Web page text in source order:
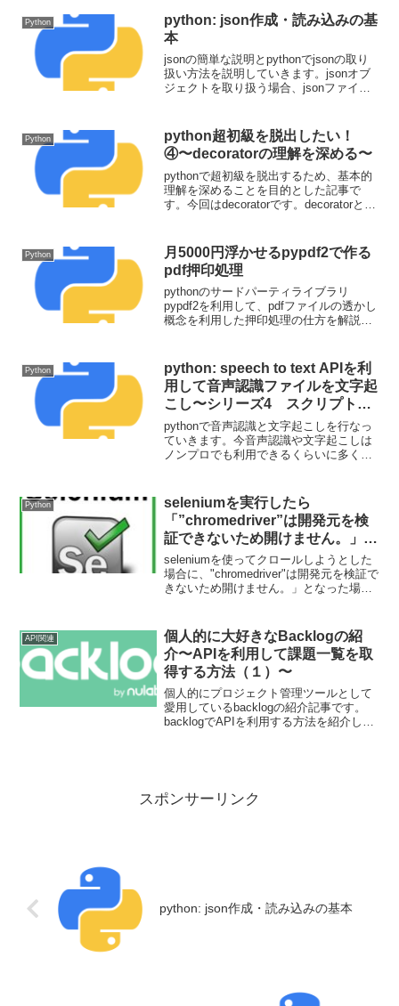
Python
python: json作成・読み込みの基
本
jsonの簡単な説明とpythonでjsonの取り
扱い方法を説明していきます。jsonオブ
ジェクトを取り扱う場合、jsonファイル
jsonで与えられることが多いので、json
モジュールに慣れていきます。
Python
python超初級を脱出したい！
④〜decoratorの理解を深める〜
pythonで超初級を脱出するため、基本的
理解を深めることを目的とした記事で
す。今回はdecoratorです。decoratorとは
Python
月5000円浮かせるpypdf2で作る
pdf押印処理
pythonのサードパーティライブラリ
pypdf2を利用して、pdfファイルの透かし
概念を利用した押印処理の仕方を解説し
実装できるケースとして紹介させていた
だきます。
Python
python: speech to text APIを利
用して音声認識ファイルを文字起
こし〜シリーズ4 スクリプト説
明(2)〜
pythonで音声認識と文字起こしを行なっ
ていきます。今音声認識や文字起こしは
ノンプロでも利用できるくらいに多くの
い。今回はpyaudioを利用した音声ファイ
ルの作成方法やwaveライブラリによる書
き込みなどを見ていきます。
Python
seleniumを実行したら
「”chromedriver”は開発元を検
証できないため開けません。」と
なった場合の対応策
seleniumを使ってクロールしようとした
場合に、"chromedriver"は開発元を検証で
きないため開けません。」となった場合
API関連
個人的に大好きなBacklogの紹
介〜APIを利用して課題一覧を取
得する方法（１）〜
個人的にプロジェクト管理ツールとして
愛用しているbacklogの紹介記事です。
backlogでAPIを利用する方法を紹介して
スポンサーリンク
python: json作成・読み込みの基本